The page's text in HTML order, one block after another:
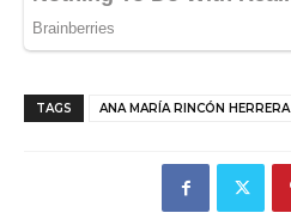
TAGS ANA MARÍA RINCÓN HERRERA